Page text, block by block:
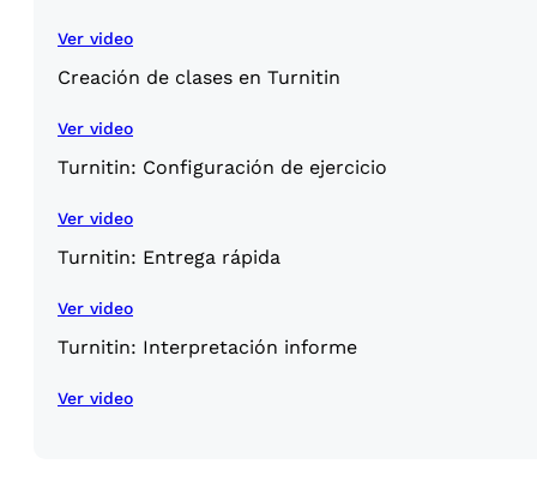
Ver video
Creación de clases en Turnitin
Ver video
Turnitin: Configuración de ejercicio
Ver video
Turnitin: Entrega rápida
Ver video
Turnitin: Interpretación informe
Ver video